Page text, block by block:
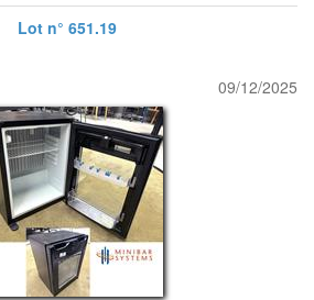
Lot n° 651.19
09/12/2025